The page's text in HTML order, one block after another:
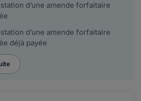
d’une amende forfaitaire
d’une amende forfaitaire
déjà payée